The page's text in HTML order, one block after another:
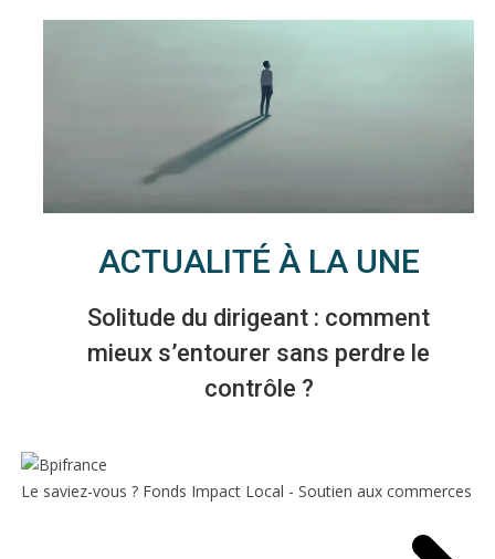
ACTUALITÉ À LA UNE
Solitude du dirigeant : comment
mieux s’entourer sans perdre le
contrôle ?
Le saviez-vous ? Fonds Impact Local - Soutien aux commerces